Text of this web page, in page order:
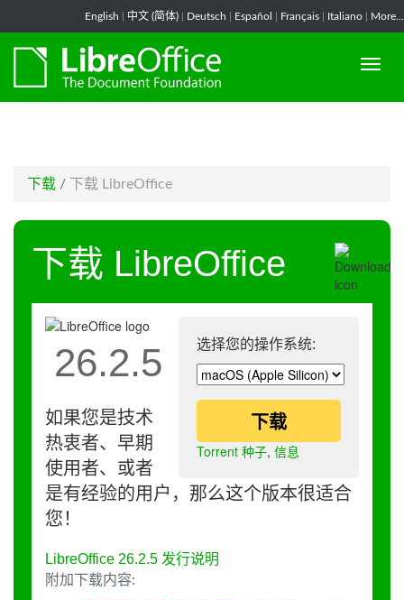
English 中文 (简体) Deutsch Español Français Italiano More...
下载 / 下载 LibreOffice
下载 LibreOffice
选择您的操作系统:
下载
Torrent 种子, 信息
26.2.5
如果您是技术
热衷者、早期
使用者、或者
是有经验的用户，那么这个版本很适合
您！
LibreOffice 26.2.5 发行说明
附加下载内容: